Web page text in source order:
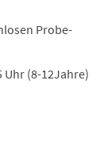
Probe-
Uhr (8-12Jahre)